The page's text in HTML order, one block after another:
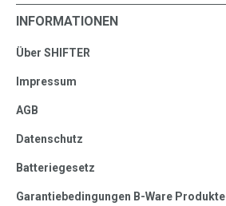
INFORMATIONEN
Über SHIFTER
Impressum
AGB
Datenschutz
Batteriegesetz
Garantiebedingungen B-Ware Produkte